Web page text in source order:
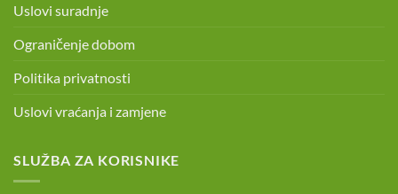
Uslovi suradnje
Ograničenje dobom
Politika privatnosti
Uslovi vraćanja i zamjene
SLUŽBA ZA KORISNIKE